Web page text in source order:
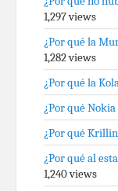
1,297 views
¿Por qué la
1,282 views
¿Por qué la
¿Por qué
¿Por qué
¿Por qué al
1,240 views